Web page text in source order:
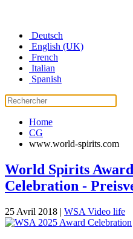
Deutsch
English (UK)
French
Italian
Spanish
Home
CG
www.world-spirits.com
World Spirits
Celebration -
25 Avril 2018 | WSA Video life